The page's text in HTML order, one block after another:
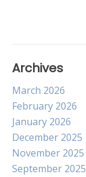
Archives
March 2026
February 2026
January 2026
December 2025
November 2025
September 2025